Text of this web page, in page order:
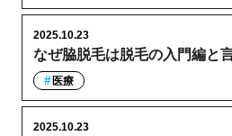
なぜ脇脱毛は脱毛の入門編と
2025.10.23
医療
2025.10.23